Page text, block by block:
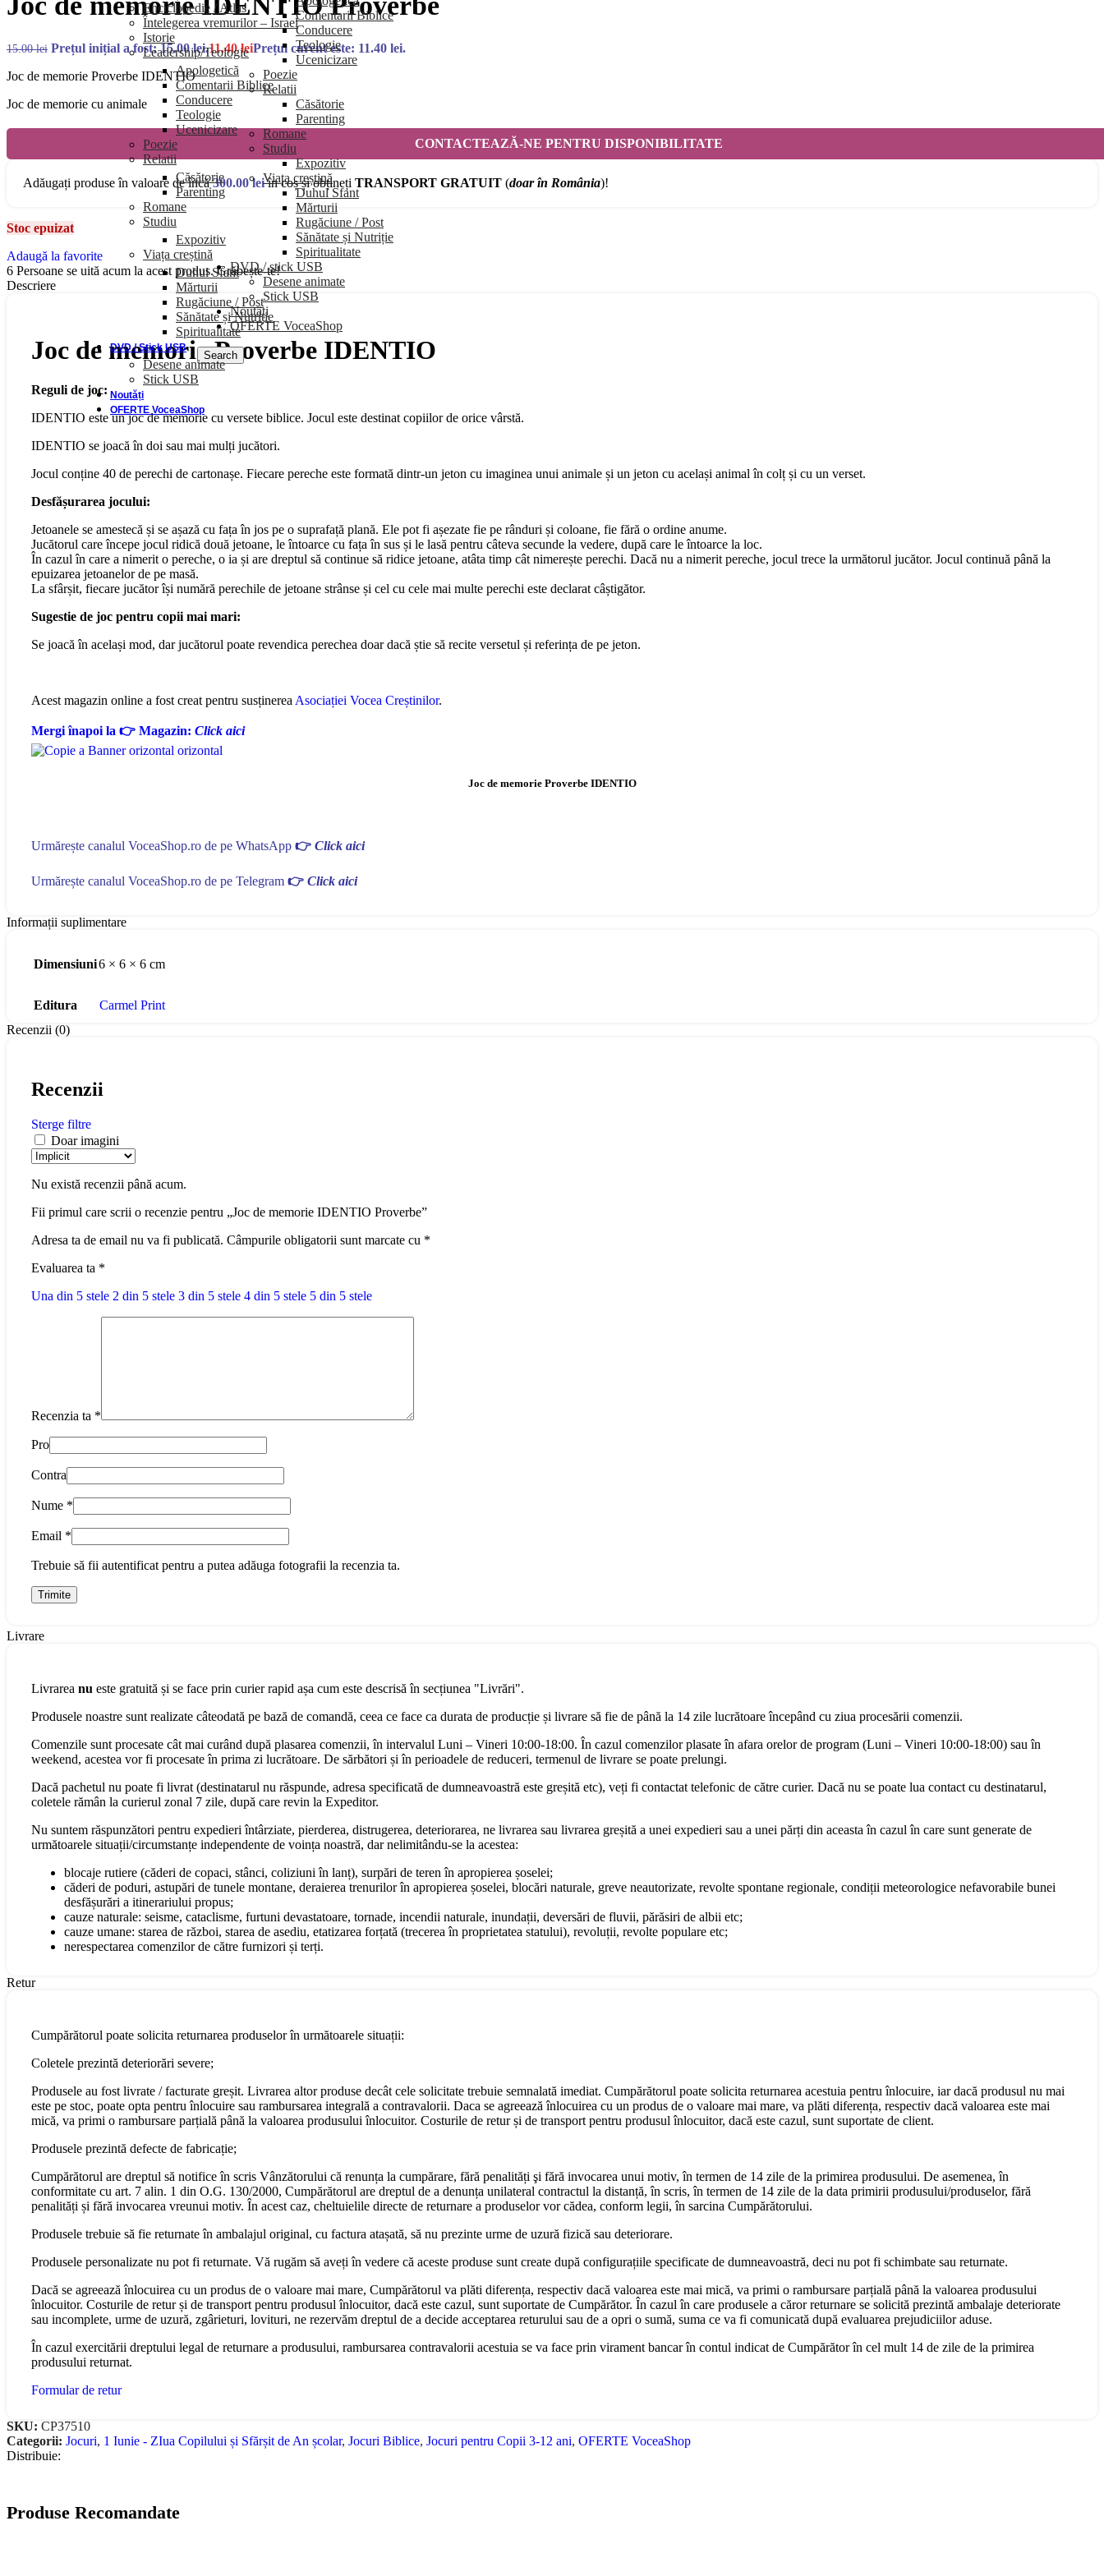
Comentarii Biblice
Conducere
Teologie
Ucenicizare
Poezie
Relatii
Căsătorie
Parenting
Romane
Studiu
Expozitiv
Viața creștină
Duhul Sfant
Mărturii
Rugăciune / Post
Sănătate și Nutriție
Spiritualitate
DVD / stick USB
Desene animate
Stick USB
Noutăți
OFERTE VoceaShop
Search
Enciclopedie / Atlas
Întelegerea vremurilor – Israel
Istorie
Leadership/Teologie
Apologetică
Comentarii Biblice
Conducere
Teologie
Ucenicizare
Poezie
Relatii
Căsătorie
Parenting
Romane
Studiu
Expozitiv
Viața creștină
Duhul Sfant
Mărturii
Rugăciune / Post
Sănătate și Nutriție
Spiritualitate
DVD / Stick USB
Desene animate
Stick USB
Noutăți
OFERTE VoceaShop
15.00lei Prețul inițial a fost: 15.00 lei.11.40leiPrețul curent este: 11.40 lei.
Joc de memorie Proverbe IDENTIO
Joc de memorie cu animale
CONTACTEAZĂ-NE PENTRU DISPONIBILITATE
Adăugați produse în valoare de încă300.00leiîn coș și obțineți TRANSPORT GRATUIT (doar în România)!
Stoc epuizat
Adaugă la favorite
6 Persoane se uită acum la acest produs. Grăbește-te!
Descriere
Joc de memorie Proverbe IDENTIO
Reguli de joc:
IDENTIO este un joc de memorie cu versete biblice. Jocul este destinat copiilor de orice vârstă.
IDENTIO se joacă în doi sau mai mulți jucători.
Jocul conține 40 de perechi de cartonașe. Fiecare pereche este formată dintr-un jeton cu imaginea unui animale și un jeton cu același animal în colț și cu un verset.
Desfășurarea jocului:
Jetoanele se amestecă și se așază cu fața în jos pe o suprafață plană. Ele pot fi așezate fie pe rânduri și coloane, fie fără o ordine anume.
Jucătorul care începe jocul ridică două jetoane, le întoarce cu fața în sus și le lasă pentru câteva secunde la vedere, după care le întoarce la loc.
În cazul în care a nimerit o pereche, o ia și are dreptul să continue să ridice jetoane, atâta timp cât nimerește perechi. Dacă nu a nimerit pereche, jocul trece la următorul jucător. Jocul continuă până la
epuizarea jetoanelor de pe masă.
La sfârșit, fiecare jucător își numără perechile de jetoane strânse și cel cu cele mai multe perechi este declarat câștigător.
Sugestie de joc pentru copii mai mari:
Se joacă în același mod, dar jucătorul poate revendica perechea doar dacă știe să recite versetul și referința de pe jeton.
Acest magazin online a fost creat pentru susținereaAsociației Vocea Creștinilor.
Mergi înapoi la 👉 Magazin: Click aici
Joc de memorie Proverbe IDENTIO
Urmărește canalul VoceaShop.ro de pe WhatsApp 👉 Click aici
Urmărește canalul VoceaShop.ro de pe Telegram 👉 Click aici
Informații suplimentare
Dimensiuni6 × 6 × 6 cm
Editura
Carmel Print
Recenzii (0)
Recenzii
Sterge filtre
Doar imagini
Nu există recenzii până acum.
Fii primul care scrii o recenzie pentru „Joc de memorie IDENTIO Proverbe”
Adresa ta de email nu va fi publicată. Câmpurile obligatorii sunt marcate cu *
Evaluarea ta *
Una din 5 stele 2 din 5 stele 3 din 5 stele 4 din 5 stele 5 din 5 stele
Recenzia ta *
Pro
Contra
Nume *
Email *
Trebuie să fii autentificat pentru a putea adăuga fotografii la recenzia ta.
Livrare
Livrarea nu este gratuită și se face prin curier rapid așa cum este descrisă în secțiunea "Livrări".
Produsele noastre sunt realizate câteodată pe bază de comandă, ceea ce face ca durata de producție și livrare să fie de până la 14 zile lucrătoare începând cu ziua procesării comenzii.
Comenzile sunt procesate cât mai curând după plasarea comenzii, în intervalul Luni – Vineri 10:00-18:00. În cazul comenzilor plasate în afara orelor de program (Luni – Vineri 10:00-18:00) sau în
weekend, acestea vor fi procesate în prima zi lucrătoare. De sărbători și în perioadele de reduceri, termenul de livrare se poate prelungi.
Dacă pachetul nu poate fi livrat (destinatarul nu răspunde, adresa specificată de dumneavoastră este greșită etc), veți fi contactat telefonic de către curier. Dacă nu se poate lua contact cu destinatarul,
coletele rămân la curierul zonal 7 zile, după care revin la Expeditor.
Nu suntem răspunzători pentru expedieri întârziate, pierderea, distrugerea, deteriorarea, ne livrarea sau livrarea greșită a unei expedieri sau a unei părți din aceasta în cazul în care sunt generate de
următoarele situații/circumstanțe independente de voința noastră, dar nelimitându-se la acestea:
blocaje rutiere (căderi de copaci, stânci, coliziuni în lanț), surpări de teren în apropierea șoselei;
căderi de poduri, astupări de tunele montane, deraierea trenurilor în apropierea șoselei, blocări naturale, greve neautorizate, revolte spontane regionale, condiții meteorologice nefavorabile bunei
desfășurări a itinerariului propus;
cauze naturale: seisme, cataclisme, furtuni devastatoare, tornade, incendii naturale, inundații, deversări de fluvii, părăsiri de albii etc;
cauze umane: starea de război, starea de asediu, etatizarea forțată (trecerea în proprietatea statului), revoluții, revolte populare etc;
nerespectarea comenzilor de către furnizori și terți.
Retur
Cumpărătorul poate solicita returnarea produselor în următoarele situații:
Coletele prezintă deteriorări severe;
Produsele au fost livrate / facturate greșit. Livrarea altor produse decât cele solicitate trebuie semnalată imediat. Cumpărătorul poate solicita returnarea acestuia pentru înlocuire, iar dacă produsul nu mai
este pe stoc, poate opta pentru înlocuire sau rambursarea integrală a contravalorii. Daca se agreează înlocuirea cu un produs de o valoare mai mare, va plăti diferența, respectiv dacă valoarea este mai
mică, va primi o rambursare parțială până la valoarea produsului înlocuitor. Costurile de retur și de transport pentru produsul înlocuitor, dacă este cazul, sunt suportate de client.
Produsele prezintă defecte de fabricație;
Cumpărătorul are dreptul să notifice în scris Vânzătorului că renunța la cumpărare, fără penalități şi fără invocarea unui motiv, în termen de 14 zile de la primirea produsului. De asemenea, în
conformitate cu art. 7 alin. 1 din O.G. 130/2000, Cumpărătorul are dreptul de a denunța unilateral contractul la distanță, în scris, în termen de 14 zile de la data primirii produsului/produselor, fără
penalități și fără invocarea vreunui motiv. În acest caz, cheltuielile directe de returnare a produselor vor cădea, conform legii, în sarcina Cumpărătorului.
Produsele trebuie să fie returnate în ambalajul original, cu factura atașată, să nu prezinte urme de uzură fizică sau deteriorare.
Produsele personalizate nu pot fi returnate. Vă rugăm să aveți în vedere că aceste produse sunt create după configurațiile specificate de dumneavoastră, deci nu pot fi schimbate sau returnate.
Dacă se agreează înlocuirea cu un produs de o valoare mai mare, Cumpărătorul va plăti diferența, respectiv dacă valoarea este mai mică, va primi o rambursare parțială până la valoarea produsului
înlocuitor. Costurile de retur și de transport pentru produsul înlocuitor, dacă este cazul, sunt suportate de Cumpărător. În cazul în care produsele a căror returnare se solicită prezintă ambalaje deteriorate
sau incomplete, urme de uzură, zgârieturi, lovituri, ne rezervăm dreptul de a decide acceptarea returului sau de a opri o sumă, suma ce va fi comunicată după evaluarea prejudiciilor aduse.
În cazul exercitării dreptului legal de returnare a produsului, rambursarea contravalorii acestuia se va face prin virament bancar în contul indicat de Cumpărător în cel mult 14 de zile de la primirea
produsului returnat.
Formular de retur
SKU: CP37510
Categorii: Jocuri, 1 Iunie - ZIua Copilului și Sfărșit de An școlar, Jocuri Biblice, Jocuri pentru Copii 3-12 ani, OFERTE VoceaShop
Distribuie:
Produse Recomandate